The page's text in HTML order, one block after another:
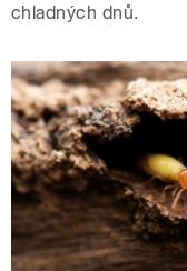
chladných dnů.